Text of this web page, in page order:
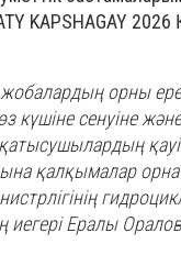
KAPSHAGAY
жобалардың орны
күшіне сенуіне
қалқымалар
Ералы